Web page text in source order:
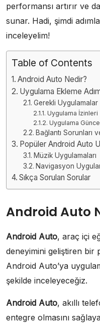
performansı artırır ve
sunar. Hadi, şimdi
inceleyelim!
Table of Contents
Android Auto Nedir?
Uygulama Ekleme
Gerekli Uygulamalar
Uygulama İzinleri
Uygulama
Bağlantı Sorunları
Popüler Android Auto
Müzik Uygulamaları
Navigasyon
Sıkça Sorulan Sorular
Android Auto
Android Auto, araç içi
deneyimini geliştiren bir
Android Auto’ya
şekilde inceleyeceğiz.
Android Auto, akıllı
entegre olmasını